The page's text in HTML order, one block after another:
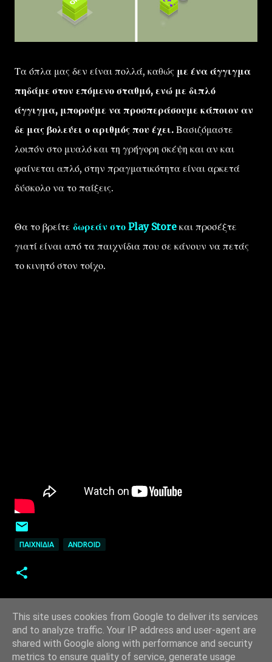
Τα όπλα μας δεν είναι πολλά, καθώς με ένα άγγιγμα
πηδάμε στον επόμενο σταθμό, ενώ με διπλό
άγγιγμα, μπορούμε να προσπεράσουμε κάποιον αν
δε μας βολεύει ο αριθμός που έχει. Βασιζόμαστε
λοιπόν στο μυαλό και τη γρήγορη σκέψη και αν και
φαίνεται απλό, στην πραγματικότητα είναι αρκετά
δύσκολο να το παίξεις.
Θα το βρείτε δωρεάν στο Play Store και προσέξτε
γιατί είναι από τα παιχνίδια που σε κάνουν να πετάς
το κινητό στον τοίχο.
ΠΑΙΧΝΊΔΙΑ ANDROID
This site uses cookies from Google to deliver its services
and to analyze traffic. Your IP address and user-agent are
shared with Google along with performance and security
metrics to ensure quality of service, generate usage